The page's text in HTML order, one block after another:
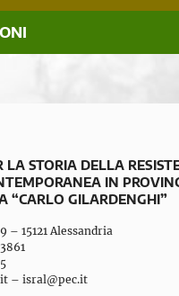
LA STORIA DELLA
IN
“CARLO GILARDENGHI”
– 15121 Alessandria
– isral@pec.it